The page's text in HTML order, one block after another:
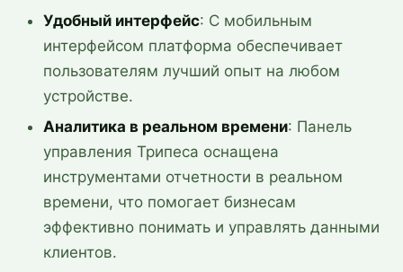
Удобный интерфейс: С мобильным
интерфейсом платформа обеспечивает
пользователям лучший опыт на любом
устройстве.
Аналитика в реальном времени: Панель
управления Трипеса оснащена
инструментами отчетности в реальном
времени, что помогает бизнесам
эффективно понимать и управлять данными
клиентов.